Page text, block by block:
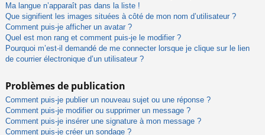
Ma langue n’apparaît pas dans la liste !
Que signifient les images situées à côté de mon nom d’utilisateur ?
Comment puis-je afficher un avatar ?
Quel est mon rang et comment puis-je le modifier ?
Pourquoi m’est-il demandé de me connecter lorsque je clique sur le lien
de courrier électronique d’un utilisateur ?
Problèmes de publication
Comment puis-je publier un nouveau sujet ou une réponse ?
Comment puis-je modifier ou supprimer un message ?
Comment puis-je insérer une signature à mon message ?
Comment puis-je créer un sondage ?